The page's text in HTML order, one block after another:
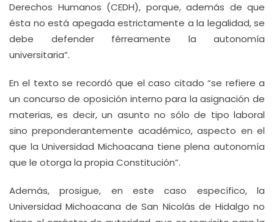
Derechos Humanos (CEDH), porque, además de que
ésta no está apegada estrictamente a la legalidad, se
debe defender férreamente la autonomía
universitaria”.
En el texto se recordó que el caso citado “se refiere a
un concurso de oposición interno para la asignación de
materias, es decir, un asunto no sólo de tipo laboral
sino preponderantemente académico, aspecto en el
que la Universidad Michoacana tiene plena autonomía
que le otorga la propia Constitución”.
Además, prosigue, en este caso específico, la
Universidad Michoacana de San Nicolás de Hidalgo no